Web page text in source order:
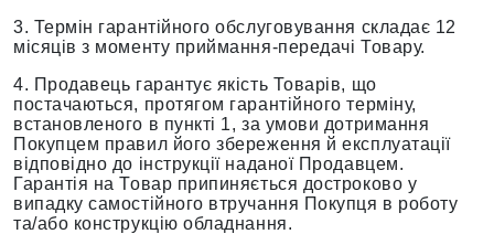
3. Термін гарантійного обслуговування складає 12
місяців з моменту приймання-передачі Товару.
4. Продавець гарантує якість Товарів, що
постачаються, протягом гарантійного терміну,
встановленого в пункті 1, за умови дотримання
Покупцем правил його збереження й експлуатації
відповідно до інструкції наданої Продавцем.
Гарантія на Товар припиняється достроково у
випадку самостійного втручання Покупця в роботу
та/або конструкцію обладнання.